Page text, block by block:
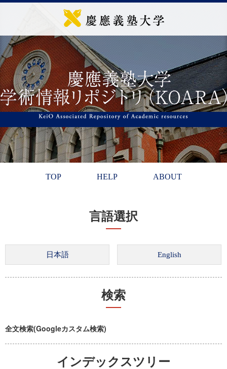
TOP HELP ABOUT
言語選択
検索
全文検索(Googleカスタム検索)
インデックスツリー